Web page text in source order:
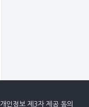
개인정보 제3자 제공 동의